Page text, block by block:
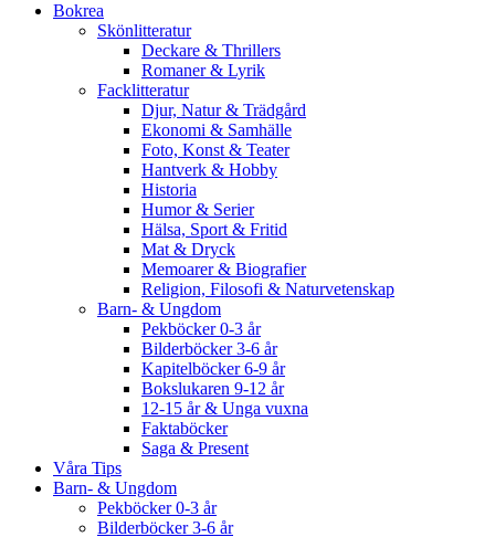
Bokrea
Skönlitteratur
Deckare & Thrillers
Romaner & Lyrik
Facklitteratur
Djur, Natur & Trädgård
Ekonomi & Samhälle
Foto, Konst & Teater
Hantverk & Hobby
Historia
Humor & Serier
Hälsa, Sport & Fritid
Mat & Dryck
Memoarer & Biografier
Religion, Filosofi & Naturvetenskap
Barn- & Ungdom
Pekböcker 0-3 år
Bilderböcker 3-6 år
Kapitelböcker 6-9 år
Bokslukaren 9-12 år
12-15 år & Unga vuxna
Faktaböcker
Saga & Present
Våra Tips
Barn- & Ungdom
Pekböcker 0-3 år
Bilderböcker 3-6 år